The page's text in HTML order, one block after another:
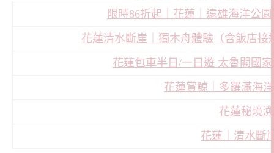
限時86折起｜花蓮｜遠雄海洋公
花蓮清水斷崖｜獨木舟體驗（含飯店
花蓮包車半日/一日遊 太魯閣國
花蓮賞鯨｜多羅滿海
花蓮秘境
花蓮｜清水斷